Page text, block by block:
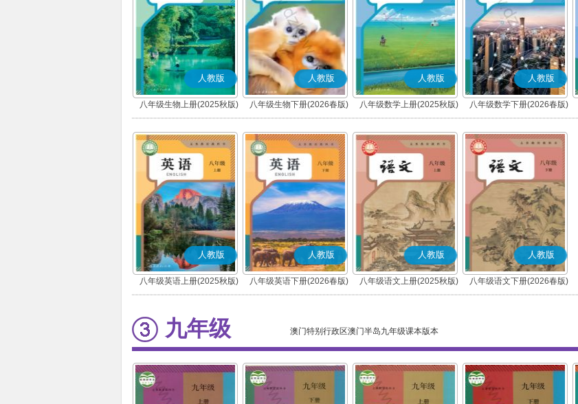
人教版
八年级生物上册(2025秋版)
人教版
八年级生物下册(2026春版)
人教版
八年级数学上册(2025秋版)
人教版
八年级数学下册(2026春版)
人教版
八年级英语上册(2025秋版)
人教版
八年级英语下册(2026春版)
人教版
八年级语文上册(2025秋版)
(部编版)
人教版
八年级语文下册(2026春版)
(部编版)
九年级 澳门特别行政区澳门半岛九年级课本版本